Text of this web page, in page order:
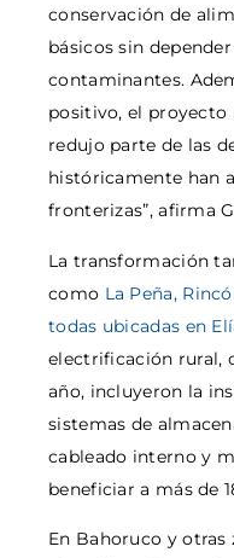
conservación de
básicos sin
contaminantes.
positivo, el proyecto
redujo parte de las
históricamente han
fronterizas”, afirma
La transformación
como La Peña,
todas ubicadas en
electrificación rural,
año, incluyeron la
sistemas de
cableado interno y
beneficiar a más de
En Bahoruco y otras